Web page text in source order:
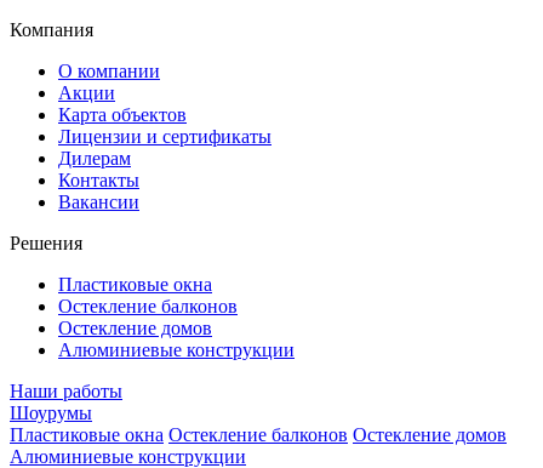
Компания
О компании
Акции
Карта объектов
Лицензии и сертификаты
Дилерам
Контакты
Вакансии
Решения
Пластиковые окна
Остекление балконов
Остекление домов
Алюминиевые конструкции
Наши работы
Шоурумы
Пластиковые окна Остекление балконов Остекление домов
Алюминиевые конструкции